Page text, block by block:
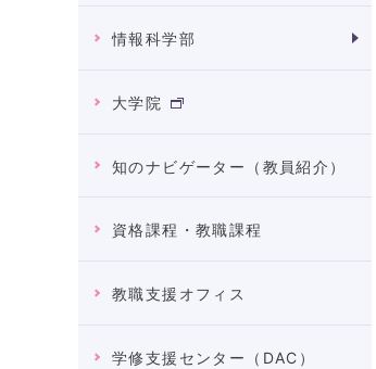
情報科学部
大学院
知のナビゲーター（教員紹介）
資格課程・教職課程
教職支援オフィス
学修支援センター（DAC）